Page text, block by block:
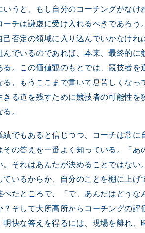
うと、もし自分のコーチングがな
ーチは謙虚に受け入れるべきであろ
否定の領域に入り込んでいかなけ
んでいるのであれば、本来、最終的
る。この価値観のもとでは、競技者
。もうここまで書いて息苦しくな
る道を残すために競技者の可能性
。
でもあると信じつつ、コーチは常に
その答えを一番よく知っている。「
それはあんたが決めることではな
いるからか、自分のことを棚に上
たところで、「で、あんたはどう
？そして大所高所からコーチングの
快な答えを得るには、現場を離れ